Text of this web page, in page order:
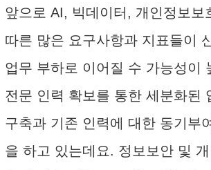
앞으로 AI, 빅데이터, 개인정보보
따른 많은 요구사항과 지표들이
업무 부하로 이어질 수 가능성이
전문 인력 확보를 통한 세분화된
구축과 기존 인력에 대한 동기부
을 하고 있는데요. 정보보안 및